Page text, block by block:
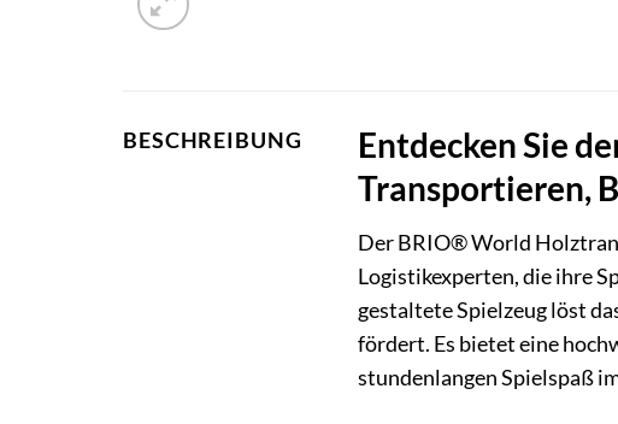
BESCHREIBUNG
Entdecken Sie
Transportieren,
Der BRIO® World
Logistikexperten, die ihre
gestaltete Spielzeug löst
fördert. Es bietet eine
stundenlangen Spielspaß